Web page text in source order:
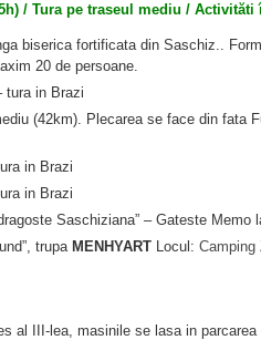
/ Tura pe traseul mediu / Activităti
biserica fortificata din Saschiz..
20 de persoane.
in Brazi
(42km). Plecarea se face din fata
in Brazi
in Brazi
Saschiziana” – Gateste Memo
trupa MENHYARTLocul: Camping
al III-lea, masinile se lasa in